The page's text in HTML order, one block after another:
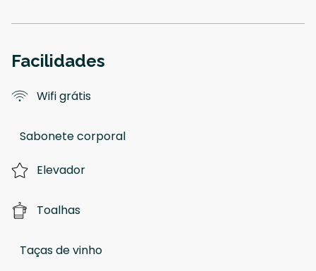
Facilidades
Wifi grátis
Sabonete corporal
Elevador
Toalhas
Taças de vinho